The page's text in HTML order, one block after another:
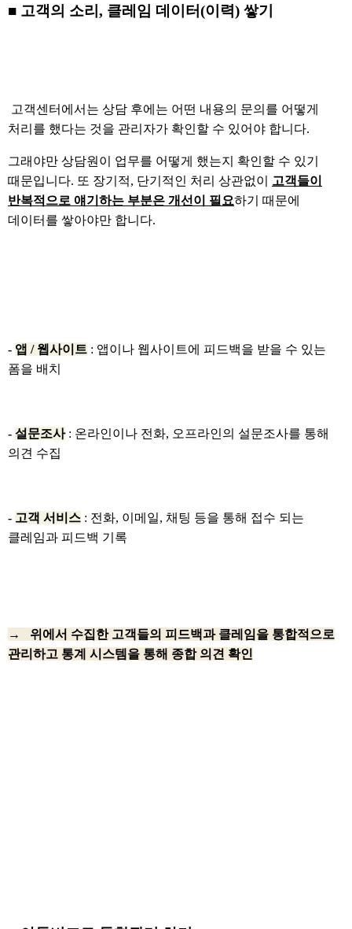
■ 고객의 소리, 클레임 데이터(이력) 쌓기
고객센터에서는 상담 후에는 어떤 내용의 문의를 어떻게
처리를 했다는 것을 관리자가 확인할 수 있어야 합니다.
그래야만 상담원이 업무를 어떻게 했는지 확인할 수 있기
때문입니다. 또 장기적, 단기적인 처리 상관없이 고객들이
반복적으로 얘기하는 부분은 개선이 필요하기 때문에
데이터를 쌓아야만 합니다.
- 앱 / 웹사이트 : 앱이나 웹사이트에 피드백을 받을 수 있는
폼을 배치
​- 설문조사: 온라인이나 전화, 오프라인의 설문조사를 통해
의견 수집
- 고객 서비스 : 전화, 이메일, 채팅 등을 통해 접수 되는
클레임과 피드백 기록
→ 위에서 수집한 고객들의 피드백과 클레임을 통합적으로
관리하고 통계 시스템을 통해 종합 의견 확인